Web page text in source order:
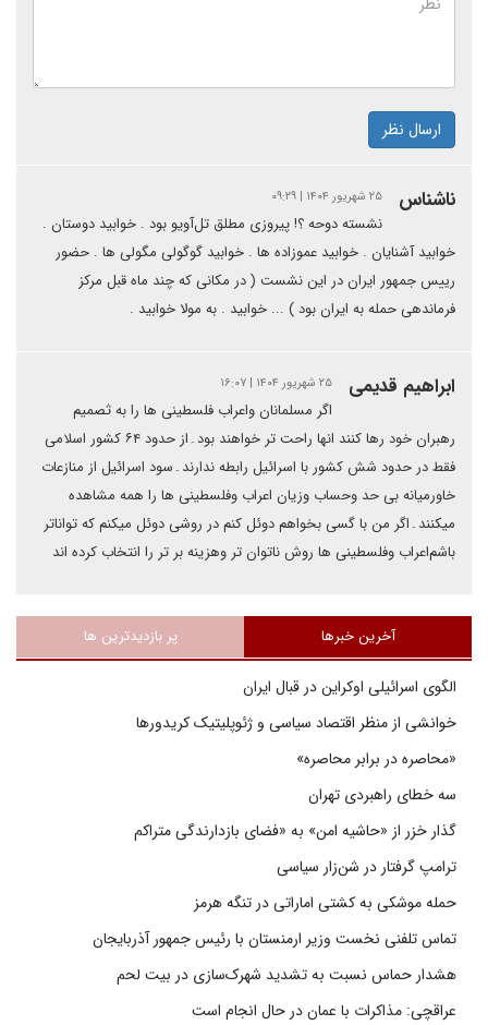
ارسال نظر
ناشناس ۲۵ شهریور ۱۴۰۴ | ۰۹:۲۹
نشسته دوحه ؟! پیروزی مطلق تل‌آویو بود . خوابید دوستان .
خوابید آشنایان . خوابید عموزاده ها . خوابید گوگولی مگولی ها . حضور
رییس جمهور ایران در این نشست ( در مکانی که چند ماه قبل مرکز
فرماندهی حمله به ایران بود ) ... خوابید . به مولا خوابید .
ابراهیم قدیمی ۲۵ شهریور ۱۴۰۴ | ۱۶:۰۷
اگر مسلمانان واعراب فلسطینی ها را به ثصمیم
رهبران خود رها کنند انها راحت تر خواهند بود۔از حدود ۶۴ کشور اسلامی
فقط در حدود شش کشور با اسرائیل رابطه ندارند۔سود اسرائیل از منازعات
خاورمیانه بی حد وحساب وزیان اعراب وفلسطینی ها را همه مشاهده
میکنند۔اگر من با گسی بخواهم دوئل کنم در روشی دوئل میکنم که تواناتر
باشم‌اعراب وفلسطینی ها روش ناتوان تر وهزینه بر تر را انتخاب کرده اند
آخرین خبرها پر بازدیدترین ها
الگوی اسرائیلی اوکراین در قبال ایران
خوانشی از منظر اقتصاد سیاسی و ژئوپلیتیک کریدورها
«محاصره در برابر محاصره»
سه خطای راهبردی تهران
گذار خزر از «حاشیه امن» به «فضای بازدارندگی متراکم
ترامپ گرفتار در شن‌زار سیاسی
حمله موشکی به کشتی اماراتی در تنگه هرمز
تماس تلفنی نخست وزیر ارمنستان با رئیس جمهور آذربایجان
هشدار حماس نسبت به تشدید شهرک‌سازی در بیت‌ لحم
عراقچی: مذاکرات با عمان در حال انجام است